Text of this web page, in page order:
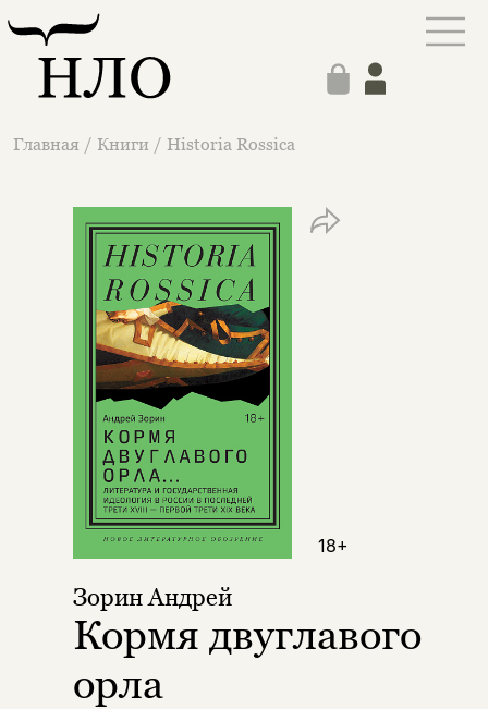
Главная / Книги / Historia Rossica
Зорин Андрей
Кормя двуглавого
орла
18+